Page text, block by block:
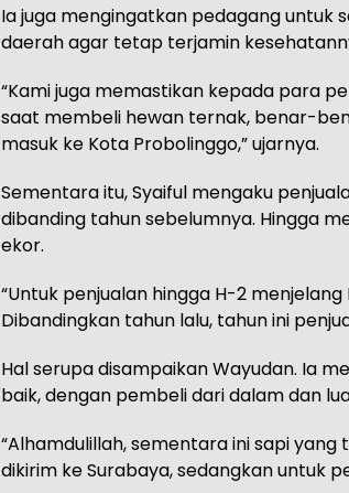
Ia juga mengingatkan pedagang untuk
daerah agar tetap terjamin
“Kami juga memastikan kepada para
saat membeli hewan ternak, benar-
masuk ke Kota Probolinggo,” ujarnya.
Sementara itu, Syaiful mengaku
dibanding tahun sebelumnya. Hingga
ekor.
“Untuk penjualan hingga H-2
Dibandingkan tahun lalu, tahun ini
Hal serupa disampaikan Wayudan. Ia
baik, dengan pembeli dari dalam dan
“Alhamdulillah, sementara ini sapi
dikirim ke Surabaya, sedangkan untuk